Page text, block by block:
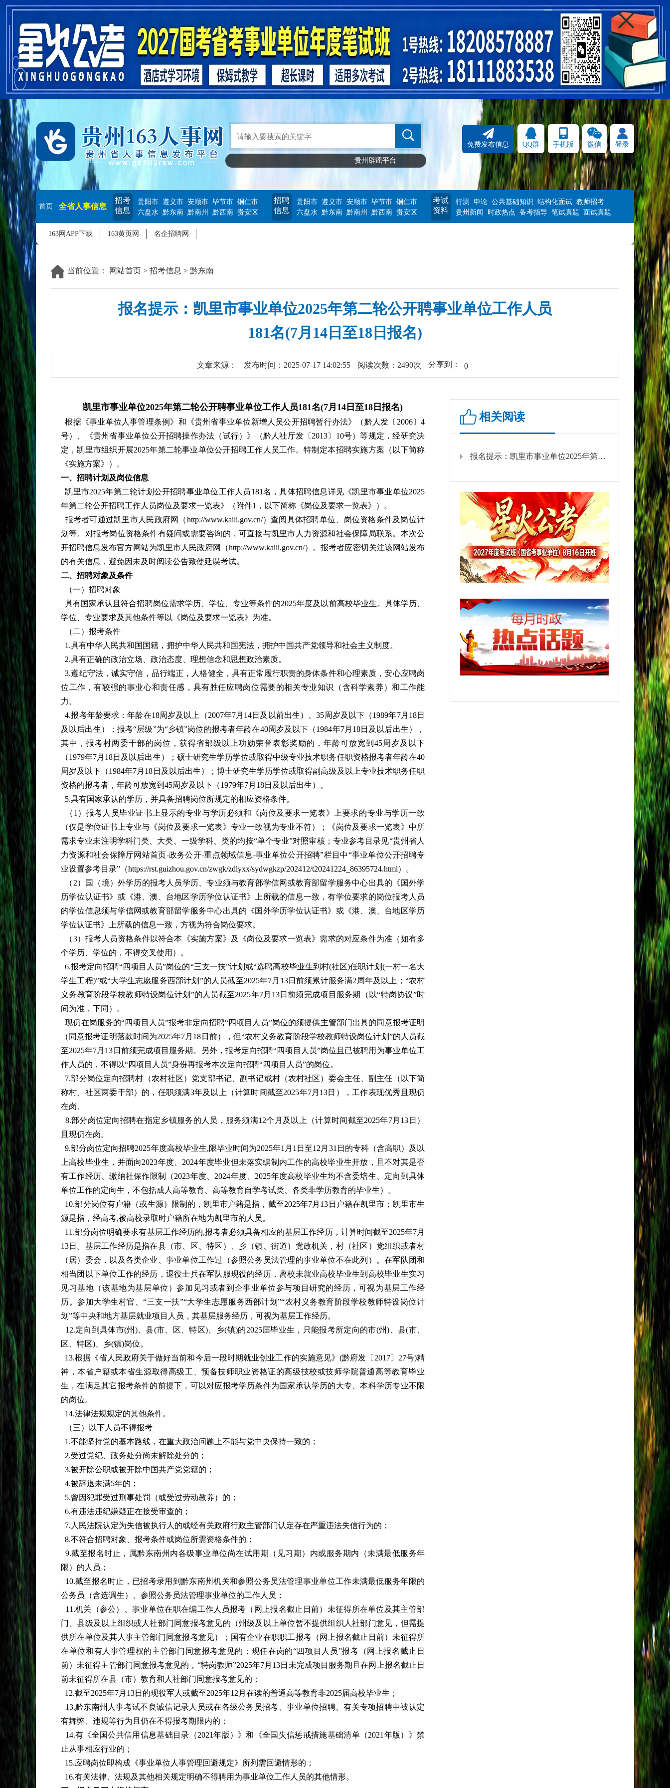
贵州辟谣平台
免费发布信息 QQ群 手机版 微信 登录
首页 全省人事信息
招考
信息
贵阳市 遵义市 安顺市 毕节市 铜仁市
六盘水 黔东南 黔南州 黔西南 贵安区
招聘
信息
贵阳市 遵义市 安顺市 毕节市 铜仁市
六盘水 黔东南 黔南州 黔西南 贵安区
考试
资料
行测 申论 公共基础知识 结构化面试 教师招考
贵州新闻
时政热点 备考指导 笔试真题 面试真题
163网APP下载 163黄页网 名企招聘网
当前位置： 网站首页 > 招考信息 > 黔东南
报名提示：凯里市事业单位2025年第二轮公开聘事业单位工作人员
181名(7月14日至18日报名)
文章来源： 发布时间：2025-07-17 14:02:55 阅读次数：2490次 分享到： 0
凯里市事业单位2025年第二轮公开聘事业单位工作人员181名(7月14日至18日报名)
根据《事业单位人事管理条例》和《贵州省事业单位新增人员公开招聘暂行办法》（黔人发〔2006〕4
号）、《贵州省事业单位公开招聘操作办法（试行）》（黔人社厅发〔2013〕10号）等规定，经研究决
定，凯里市组织开展2025年第二轮事业单位公开招聘工作人员工作。特制定本招聘实施方案（以下简称
《实施方案》）。
一、招聘计划及岗位信息
凯里市2025年第二轮计划公开招聘事业单位工作人员181名，具体招聘信息详见《凯里市事业单位2025
年第二轮公开招聘工作人员岗位及要求一览表》（附件1，以下简称《岗位及要求一览表》）。
报考者可通过凯里市人民政府网（http://www.kaili.gov.cn/）查阅具体招聘单位、岗位资格条件及岗位计
划等。对报考岗位资格条件有疑问或需要咨询的，可直接与凯里市人力资源和社会保障局联系。本次公
开招聘信息发布官方网站为凯里市人民政府网（http://www.kaili.gov.cn/）。报考者应密切关注该网站发布
的有关信息，避免因未及时阅读公告致使延误考试。
二、招聘对象及条件
（一）招聘对象
具有国家承认且符合招聘岗位需求学历、学位、专业等条件的2025年度及以前高校毕业生。具体学历、
学位、专业要求及其他条件等以《岗位及要求一览表》为准。
（二）报考条件
1.具有中华人民共和国国籍，拥护中华人民共和国宪法，拥护中国共产党领导和社会主义制度。
2.具有正确的政治立场、政治态度、理想信念和思想政治素质。
3.遵纪守法，诚实守信，品行端正，人格健全，具有正常履行职责的身体条件和心理素质，安心应聘岗
位工作，有较强的事业心和责任感，具有胜任应聘岗位需要的相关专业知识（含科学素养）和工作能
力。
4.报考年龄要求：年龄在18周岁及以上（2007年7月14日及以前出生）、35周岁及以下（1989年7月18日
及以后出生）；报考“层级”为“乡镇”岗位的报考者年龄在40周岁及以下（1984年7月18日及以后出生），
其中，报考村两委干部的岗位，获得省部级以上功勋荣誉表彰奖励的，年龄可放宽到45周岁及以下
（1979年7月18日及以后出生）；硕士研究生学历学位或取得中级专业技术职务任职资格报考者年龄在40
周岁及以下（1984年7月18日及以后出生）；博士研究生学历学位或取得副高级及以上专业技术职务任职
资格的报考者，年龄可放宽到45周岁及以下（1979年7月18日及以后出生）。
5.具有国家承认的学历，并具备招聘岗位所规定的相应资格条件。
（1）报考人员毕业证书上显示的专业与学历必须和《岗位及要求一览表》上要求的专业与学历一致
（仅是学位证书上专业与《岗位及要求一览表》专业一致视为专业不符）；《岗位及要求一览表》中所
需求专业未注明学科门类、大类、一级学科、类的均按“单个专业”对照审核；专业参考目录见“贵州省人
力资源和社会保障厅网站首页-政务公开-重点领域信息-事业单位公开招聘”栏目中“事业单位公开招聘专
业设置参考目录”（https://rst.guizhou.gov.cn/zwgk/zdlyxx/sydwgkzp/202412/t20241224_86395724.html）。
（2）国（境）外学历的报考人员学历、专业须与教育部学信网或教育部留学服务中心出具的《国外学
历学位认证书》或《港、澳、台地区学历学位认证书》上所载的信息一致，有学位要求的岗位报考人员
的学位信息须与学信网或教育部留学服务中心出具的《国外学历学位认证书》或《港、澳、台地区学历
学位认证书》上所载的信息一致，方视为符合岗位要求。
（3）报考人员资格条件以符合本《实施方案》及《岗位及要求一览表》需求的对应条件为准（如有多
个学历、学位的，不得交叉使用）。
6.报考定向招聘“四项目人员”岗位的“三支一扶”计划或“选聘高校毕业生到村(社区)任职计划(一村一名大
学生工程)”或“大学生志愿服务西部计划”的人员截至2025年7月13日前须累计服务满2周年及以上；“农村
义务教育阶段学校教师特设岗位计划”的人员截至2025年7月13日前须完成项目服务期（以“特岗协议”时
间为准，下同）。
现仍在岗服务的“四项目人员”报考非定向招聘“四项目人员”岗位的须提供主管部门出具的同意报考证明
（同意报考证明落款时间为2025年7月18日前），但“农村义务教育阶段学校教师特设岗位计划”的人员截
至2025年7月13日前须完成项目服务期。另外，报考定向招聘“四项目人员”岗位且已被聘用为事业单位工
作人员的，不得以“四项目人员”身份再报考本次定向招聘“四项目人员”的岗位。
7.部分岗位定向招聘村（农村社区）党支部书记、副书记或村（农村社区）委会主任、副主任（以下简
称村、社区两委干部）的，任职须满3年及以上（计算时间截至2025年7月13日），工作表现优秀且现仍
在岗。
8.部分岗位定向招聘在指定乡镇服务的人员，服务须满12个月及以上（计算时间截至2025年7月13日）
且现仍在岗。
9.部分岗位定向招聘2025年度高校毕业生,限毕业时间为2025年1月1日至12月31日的专科（含高职）及以
上高校毕业生，并面向2023年度、2024年度毕业但未落实编制内工作的高校毕业生开放，且不对其是否
有工作经历、缴纳社保作限制（2023年度、2024年度、2025年度高校毕业生均不含委培生、定向到具体
单位工作的定向生，不包括成人高等教育、高等教育自学考试类、各类非学历教育的毕业生）。
10.部分岗位有户籍（或生源）限制的，凯里市户籍是指，截至2025年7月13日户籍在凯里市；凯里市生
源是指，经高考,被高校录取时户籍所在地为凯里市的人员。
11.部分岗位明确要求有基层工作经历的,报考者必须具备相应的基层工作经历，计算时间截至2025年7月
13日。基层工作经历是指在县（市、区、特区）、乡（镇、街道）党政机关，村（社区）党组织或者村
（居）委会，以及各类企业、事业单位工作过（参照公务员法管理的事业单位不在此列）。在军队团和
相当团以下单位工作的经历，退役士兵在军队服现役的经历，离校未就业高校毕业生到高校毕业生实习
见习基地（该基地为基层单位）参加见习或者到企事业单位参与项目研究的经历，可视为基层工作经
历。参加大学生村官、“三支一扶”“大学生志愿服务西部计划”“农村义务教育阶段学校教师特设岗位计
划”等中央和地方基层就业项目人员，其基层服务经历，可视为基层工作经历。
12.定向到具体市(州)、县(市、区、特区)、乡(镇)的2025届毕业生，只能报考所定向的市(州)、县(市、
区、特区)、乡(镇)岗位。
13.根据《省人民政府关于做好当前和今后一段时期就业创业工作的实施意见》(黔府发〔2017〕27号)精
神，本省户籍或本省生源取得高级工、预备技师职业资格证的高级技校或技师学院普通高等教育毕业
生，在满足其它报考条件的前提下，可以对应报考学历条件为国家承认学历的大专、本科学历专业不限
的岗位。
14.法律法规规定的其他条件。
（三）以下人员不得报考
1.不能坚持党的基本路线，在重大政治问题上不能与党中央保持一致的；
2.受过党纪、政务处分尚未解除处分的；
3.被开除公职或被开除中国共产党党籍的；
4.被辞退未满5年的；
5.曾因犯罪受过刑事处罚（或受过劳动教养）的；
6.有违法违纪嫌疑正在接受审查的；
7.人民法院认定为失信被执行人的或经有关政府行政主管部门认定存在严重违法失信行为的；
8.不符合招聘对象、报考条件或岗位所需资格条件的；
9.截至报名时止，属黔东南州内各级事业单位尚在试用期（见习期）内或服务期内（未满最低服务年
限）的人员；
10.截至报名时止，已招考录用到黔东南州机关和参照公务员法管理事业单位工作未满最低服务年限的
公务员（含选调生）、参照公务员法管理事业单位的工作人员；
11.机关（参公）、事业单位在职在编工作人员报考（网上报名截止日前）未征得所在单位及其主管部
门、县级及以上组织或人社部门同意报考意见的（州级及以上单位暂不提供组织人社部门意见，但需提
供所在单位及其人事主管部门同意报考意见）；国有企业在职职工报考（网上报名截止日前）未征得所
在单位和有人事管理权的主管部门同意报考意见的；现任在岗的“四项目人员”报考（网上报名截止日
前）未征得主管部门同意报考意见的，“特岗教师”2025年7月13日未完成项目服务期且在网上报名截止日
前未征得所在县（市）教育和人社部门同意报考意见的；
12.截至2025年7月13日的现役军人或截至2025年12月在读的普通高等教育非2025届高校毕业生；
13.黔东南州人事考试不良诚信记录人员或在各级公务员招考、事业单位招聘、有关专项招聘中被认定
有舞弊、违规等行为且仍在不得报考期限内的；
14.有《全国公共信用信息基础目录（2021年版）》和《全国失信惩戒措施基础清单（2021年版）》禁
止从事相应行业的；
15.应聘岗位即构成《事业单位人事管理回避规定》所列需回避情形的；
16.有关法律、法规及其他相关规定明确不得聘用为事业单位工作人员的其他情形。
相关阅读
报名提示：凯里市事业单位2025年第二轮公开聘事业单位工作人员181名(7月14日至18日报名)